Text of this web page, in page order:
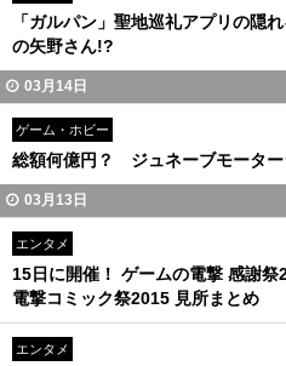
「ガルパン」聖地巡礼アプリの隠
の矢野さん!?
03月14日
ゲーム・ホビー
総額何億円？ ジュネーブモーター
03月13日
エンタメ
15日に開催！ ゲームの電撃 感謝
電撃コミック祭2015 見所まとめ
エンタメ